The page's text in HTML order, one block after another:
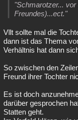
"Schmarotzer...
Freundes)...ect."
Vllt sollte mal die
dann ist das Thema
Verhältnis hat dann
So zwischen den
Freund ihrer Tochter
Es ist doch
darüber gesprochen
Statten geht.